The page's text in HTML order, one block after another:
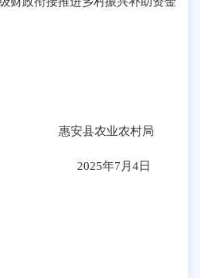
惠安县农业农村局
2025年7月4日